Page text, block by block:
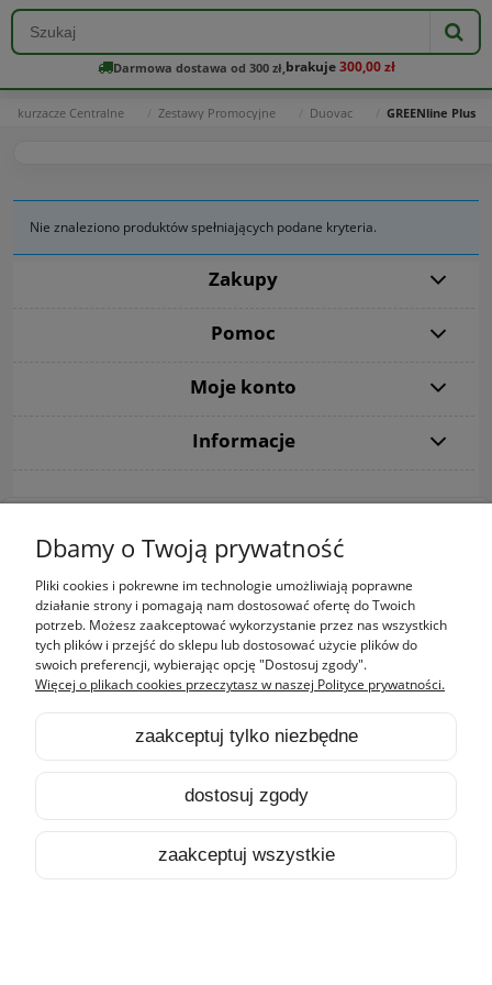
Darmowa dostawa od 300 zł, brakuje300,00 zł
Odkurzacze Centralne Zestawy Promocyjne Duovac GREENline Plus
Nie znaleziono produktów spełniających podane kryteria.
Zakupy
Pomoc
Moje konto
Informacje
Sklep internetowy Shoper.pl
Dbamy o Twoją prywatność
Pliki cookies i pokrewne im technologie umożliwiają poprawne
działanie strony i pomagają nam dostosować ofertę do Twoich
potrzeb. Możesz zaakceptować wykorzystanie przez nas wszystkich
tych plików i przejść do sklepu lub dostosować użycie plików do
swoich preferencji, wybierając opcję "Dostosuj zgody".
Więcej o plikach cookies przeczytasz w naszej Polityce prywatności.
zaakceptuj tylko niezbędne
dostosuj zgody
zaakceptuj wszystkie